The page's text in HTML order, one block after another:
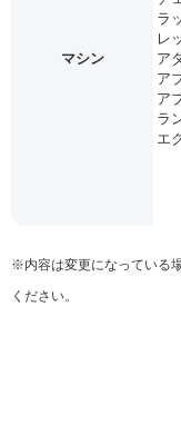
マシン
ラ
レ
ア
ア
ア
ラ
エ
※内容は変更になっている
ください。